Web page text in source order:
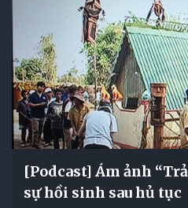
[Podcast] Ám ảnh
sự hồi sinh sau hủ tục